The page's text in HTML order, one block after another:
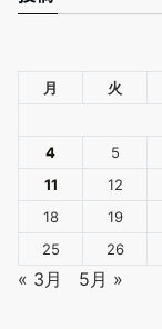
月 火
4
5
11
12
18
19
25
26
« 3月 5月 »